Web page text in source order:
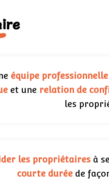
équipe
et une relation de
les
les propriétaires à
courte durée de